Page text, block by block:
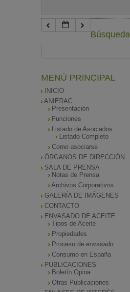
Búsqueda
MENÚ PRINCIPAL
INICIO
ANIERAC
Presentación
Funciones
Listado de Asociados
Listado Completo
Como asociarse
ÓRGANOS DE DIRECCIÓN
SALA DE PRENSA
Notas de Prensa
Archivos Corporativos
GALERÍA DE IMÁGENES
CONTACTO
ENVASADO DE ACEITE
Tipos de Aceite
Propiedades
Proceso de envasado
Consumo en España
PUBLICACIONES
Boletín Opina
Otras Publicaciones